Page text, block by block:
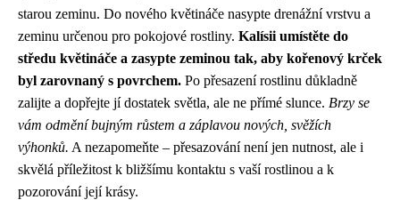
starou zeminu. Do nového květináče nasypte drenážní vrstvu a
zeminu určenou pro pokojové rostliny. Kalísii umístěte do
středu květináče a zasypte zeminou tak, aby kořenový krček
byl zarovnaný s povrchem. Po přesazení rostlinu důkladně
zalijte a dopřejte jí dostatek světla, ale ne přímé slunce. Brzy se
vám odmění bujným růstem a záplavou nových, svěžích
výhonků. A nezapomeňte – přesazování není jen nutnost, ale i
skvělá příležitost k bližšímu kontaktu s vaší rostlinou a k
pozorování její krásy.